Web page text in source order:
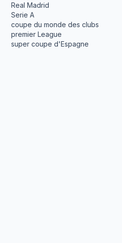
Real Madrid
Serie A
coupe du monde des clubs
premier League
super coupe d'Espagne